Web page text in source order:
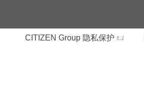
CITIZEN Group 隐私保护